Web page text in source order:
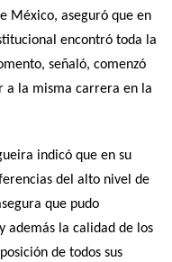
México, aseguró que en
encontró toda la
señaló, comenzó
a la misma carrera en la
indicó que en su
del alto nivel de
que pudo
además la calidad de los
de todos sus